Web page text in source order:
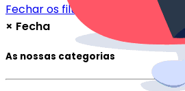
Fechar os filtros
× Fecha
As nossas categorias